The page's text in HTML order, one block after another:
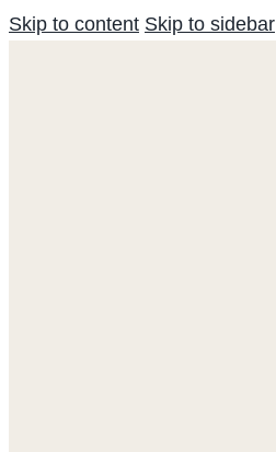
Skip to content Skip to sidebar